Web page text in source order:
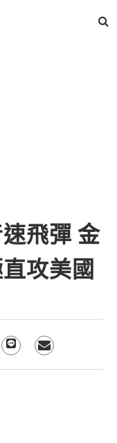
飛彈 金
攻美國